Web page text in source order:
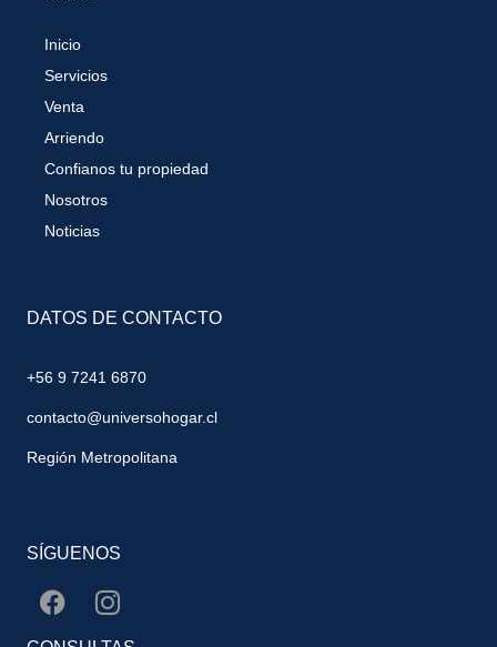
Inicio
Servicios
Venta
Arriendo
Confianos tu propiedad
Nosotros
Noticias
DATOS DE CONTACTO
+56 9 7241 6870
contacto@universohogar.cl
Región Metropolitana
SÍGUENOS